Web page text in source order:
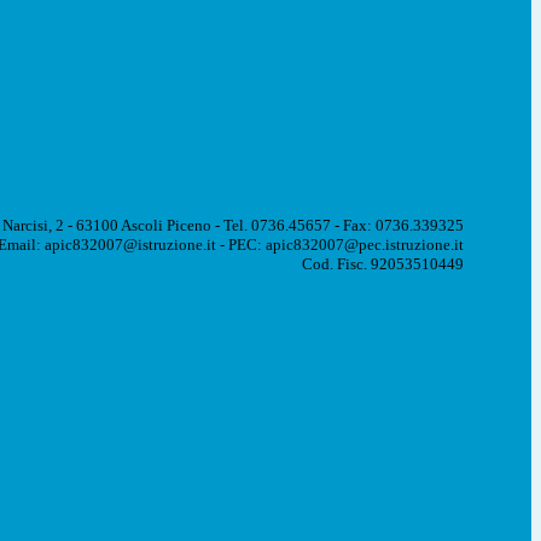
2 - 63100 Ascoli Piceno - Tel. 0736.45657 - Fax: 0736.339325
apic832007@istruzione.it - PEC: apic832007@pec.istruzione.it
Cod. Fisc. 92053510449